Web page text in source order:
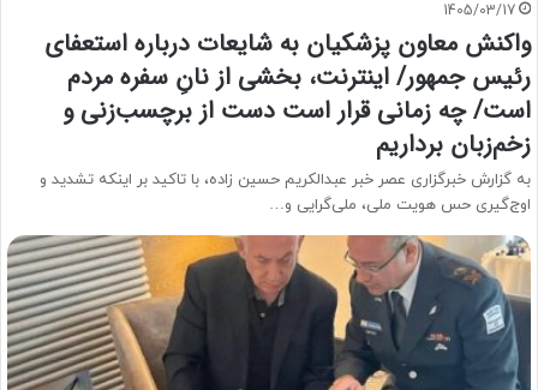
1405/03/17
واکنش معاون پزشکیان به شایعات درباره استعفای
رئیس جمهور/ اینترنت، بخشی از نانِ سفره مردم
است/ چه زمانی قرار است دست از برچسب‌زنی و
زخم‌زبان برداریم
به گزارش خبرگزاری عصر خبر عبدالکریم حسین زاده، با تاکید بر اینکه تشدید و
اوج‌گیری حس هویت ملی، ملی‌گرایی و…